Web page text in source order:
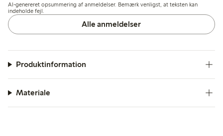
ærmerne og formen ikke nødvendigvis klæder alle
kropsformer.
AI-genereret opsummering af anmeldelser. Bemærk venligst, at teksten kan
indeholde fejl.
Alle anmeldelser
Produktinformation
Materiale